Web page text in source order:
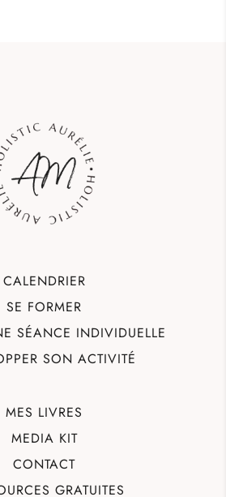
CALENDRIER
SE FORMER
SÉANCE INDIVIDUELLE
SON ACTIVITÉ
MES LIVRES
MEDIA KIT
CONTACT
GRATUITES